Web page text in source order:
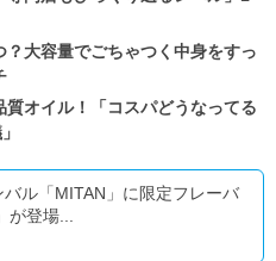
大容量でごちゃつく中身をすっ
オイル！「コスパどうなってる
ル「MITAN」に限定フレーバ
が登場...